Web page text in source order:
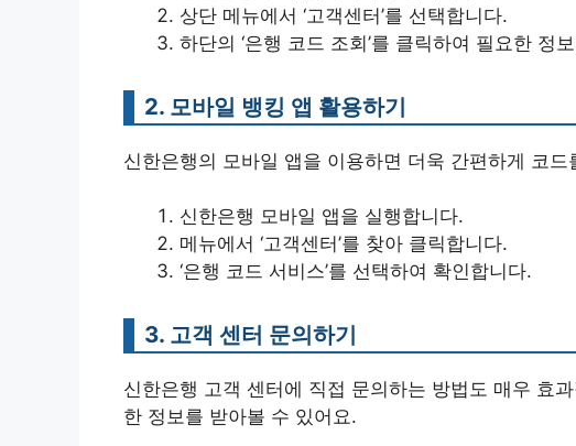
상단 메뉴에서 ‘고객센터’를 선택합니다.
하단의 ‘은행 코드 조회’를 클릭하여 필요한 정
2. 모바일 뱅킹 앱 활용하기
신한은행의 모바일 앱을 이용하면 더욱 간편하게 코드
신한은행 모바일 앱을 실행합니다.
메뉴에서 ‘고객센터’를 찾아 클릭합니다.
‘은행 코드 서비스’를 선택하여 확인합니다.
3. 고객 센터 문의하기
신한은행 고객 센터에 직접 문의하는 방법도 매우 효
한 정보를 받아볼 수 있어요.